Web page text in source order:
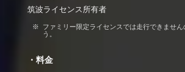
筑波ライセンス所有者
ファミリー限定ライセンスでは走行できません
う。
・料金